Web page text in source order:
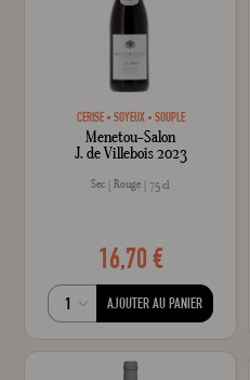
CERISE SOYEUX SOUPLE
Menetou-Salon
J. de Villebois 2023
Sec Rouge 75 cl
16,70 €
AJOUTER AU PANIER